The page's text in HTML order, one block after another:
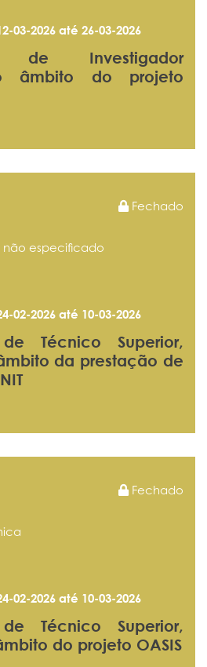
03-2026 até 26-03-2026
de Investigador
âmbito do projeto
Fechado
especificado
02-2026 até 10-03-2026
Técnico Superior,
da prestação de
Fechado
02-2026 até 10-03-2026
Técnico Superior,
do projeto OASIS